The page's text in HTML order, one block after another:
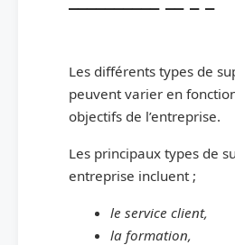
Les différents types de
peuvent varier en
objectifs de l’entreprise.
Les principaux types de
entreprise incluent ;
le service client,
la formation,